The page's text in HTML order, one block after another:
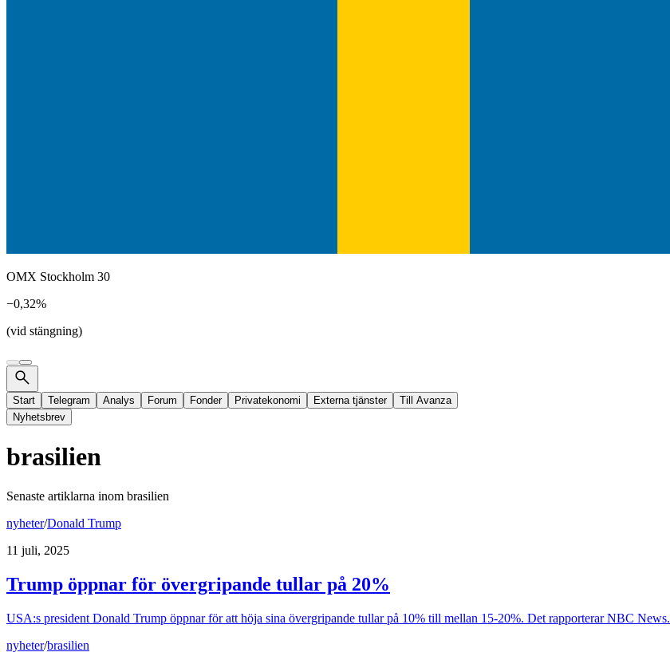
OMX Stockholm 30
−0,32%
(vid stängning)
Start Telegram Analys Forum Fonder Privatekonomi Externa tjänster
Till Avanza
Nyhetsbrev
brasilien
Senaste artiklarna inom brasilien
nyheter/Donald Trump
11 juli, 2025
Trump öppnar för övergripande tullar på 20%
USA:s president Donald Trump öppnar för att höja sina övergripande tullar på 10% till mellan 15-20%. Det rapporterar NBC News.
nyheter/brasilien